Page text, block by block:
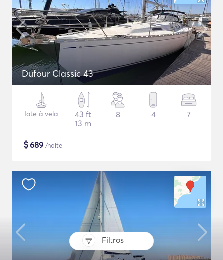
Filtros
Dufour Classic 43
Iate à vela
43 ft
13 m
8 4 7
$689 /noite